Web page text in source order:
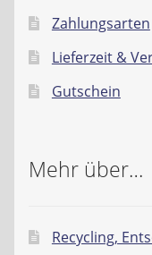
Zahlungsarten
Lieferzeit &
Gutschein
Mehr über…
Recycling,